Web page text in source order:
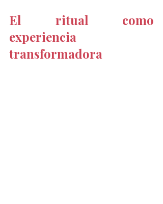
El ritual como
experiencia
transformadora